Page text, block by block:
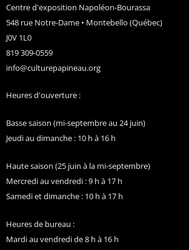
Centre d'exposition Napoléon-Bourassa
548 rue Notre-Dame • Montebello (Québec)
J0V 1L0
819 309-0559
info@culturepapineau.org
Heures d'ouverture :
Basse saison (mi-septembre au 24 juin)
Jeudi au dimanche : 10 h à 16 h
Haute saison (25 juin à la mi-septembre)
Mercredi au vendredi : 9 h à 17 h
Samedi et dimanche : 10 h à 17 h
Heures de bureau :
Mardi au vendredi de 8 h à 16 h